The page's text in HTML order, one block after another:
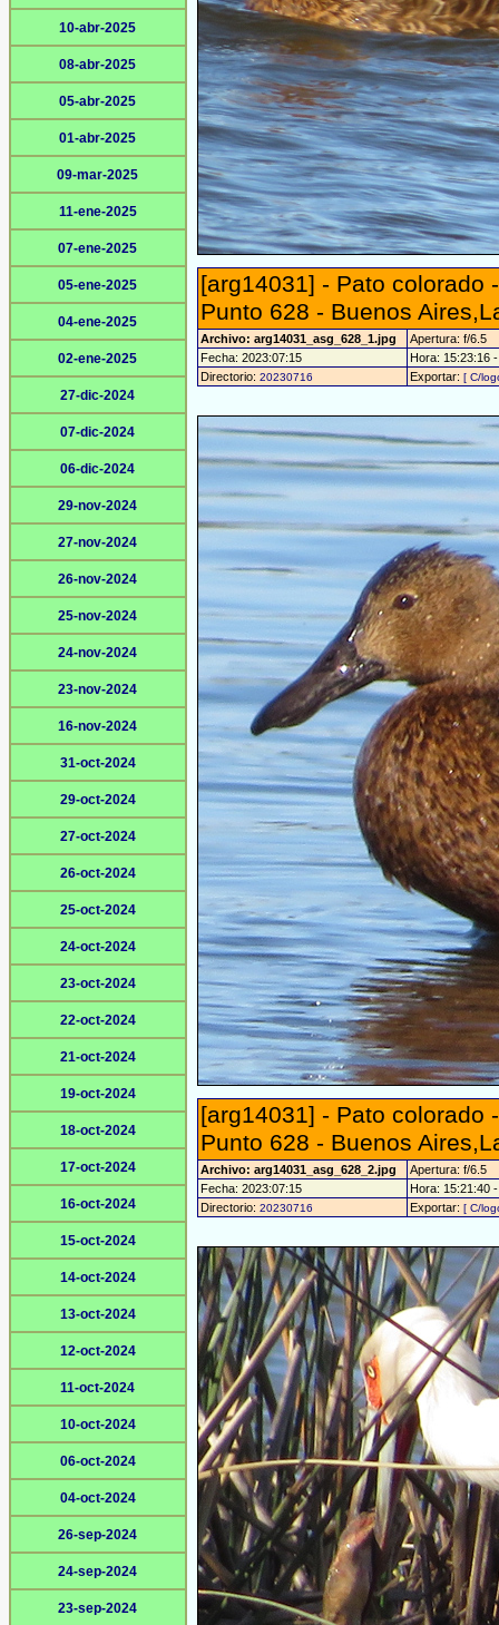
10-abr-2025
08-abr-2025
05-abr-2025
01-abr-2025
09-mar-2025
11-ene-2025
07-ene-2025
05-ene-2025
04-ene-2025
02-ene-2025
27-dic-2024
07-dic-2024
06-dic-2024
29-nov-2024
27-nov-2024
26-nov-2024
25-nov-2024
24-nov-2024
23-nov-2024
16-nov-2024
31-oct-2024
29-oct-2024
27-oct-2024
26-oct-2024
25-oct-2024
24-oct-2024
23-oct-2024
22-oct-2024
21-oct-2024
19-oct-2024
18-oct-2024
17-oct-2024
16-oct-2024
15-oct-2024
14-oct-2024
13-oct-2024
12-oct-2024
11-oct-2024
10-oct-2024
06-oct-2024
04-oct-2024
26-sep-2024
24-sep-2024
23-sep-2024
[arg14031] - Pato colorado
Punto 628 - Buenos
Archivo: arg14031_asg_628_1.jpg
Apertura: f/6.5
Fecha: 2023:07:15
Hora: 15:23:16
Directorio: 20230716 Exportar: [ C/
[arg14031] - Pato colorado
Punto 628 - Buenos
Archivo: arg14031_asg_628_2.jpg
Apertura: f/6.5
Fecha: 2023:07:15
Hora: 15:21:40
Directorio: 20230716 Exportar: [ C/